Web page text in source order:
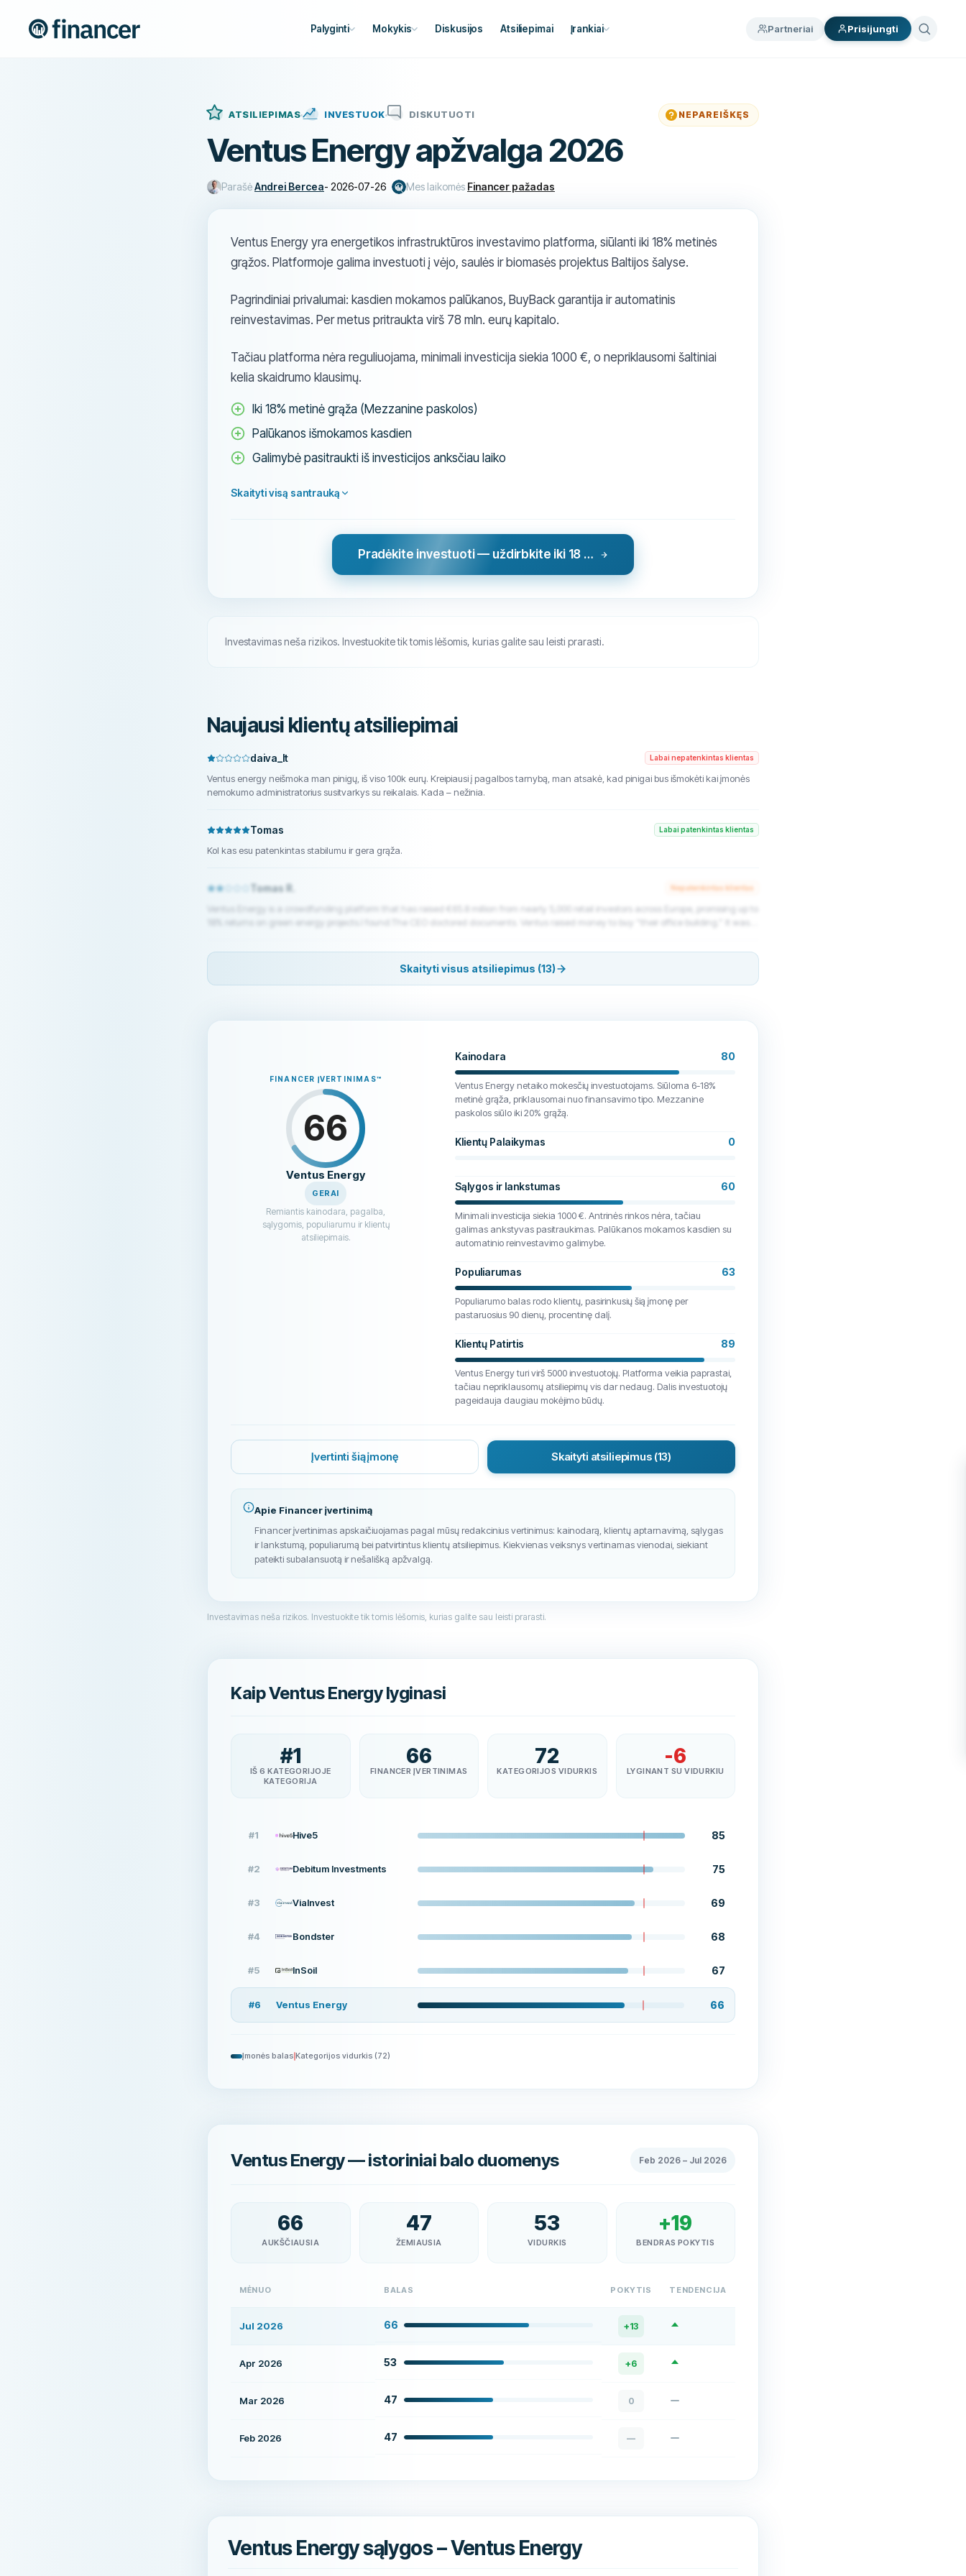
Palyginti Mokykis Diskusijos Atsiliepimai Įrankiai Partneriai Prisijungti
ATSILIEPIMAS INVESTUOK DISKUTUOTI NEPAREIŠKĘS
Ventus Energy apžvalga 2026
ParašėAndrei Bercea- 2026-07-26 Mes laikomės Financer pažadas
Ventus Energy yra energetikos infrastruktūros investavimo platforma, siūlanti iki 18% metinės
grąžos. Platformoje galima investuoti į vėjo, saulės ir biomasės projektus Baltijos šalyse.
Pagrindiniai privalumai: kasdien mokamos palūkanos, BuyBack garantija ir automatinis
reinvestavimas. Per metus pritraukta virš 78 mln. eurų kapitalo.
Tačiau platforma nėra reguliuojama, minimali investicija siekia 1000 €, o nepriklausomi šaltiniai
kelia skaidrumo klausimų.
Iki 18% metinė grąža (Mezzanine paskolos)
Palūkanos išmokamos kasdien
Galimybė pasitraukti iš investicijos anksčiau laiko
Skaityti visą santrauką
Pradėkite investuoti — uždirbkite iki 18 % metinių palūkanų
Investavimas neša rizikos. Investuokite tik tomis lėšomis, kurias galite sau leisti prarasti.
Naujausi klientų atsiliepimai
daiva_lt Labai nepatenkintas klientas
Ventus energy neišmoka man pinigų, iš viso 100k eurų. Kreipiausi į pagalbos tarnybą, man atsakė, kad pinigai bus išmokėti kai įmonės
nemokumo administratorius susitvarkys su reikalais. Kada – nežinia.
Tomas Labai patenkintas klientas
Kol kas esu patenkintas stabilumu ir gera grąža.
Tomas R. Nepatenkintas klientas
Ventus Energy is a crowdfunding platform that has raised €65.8 million from nearly 5,000 retail investors across Europe, promising up to
18% returns on green energy projects.I found:The CEO doctored documents. Ventus raised money to buy “their office building.” It was
PDF to paste “Ventus Energy” over “Crowdestor” before sending it to investors. He forgot to flatten the file. The edit history shows his
name on every change.The founder is selling his own assets to his own platform. Jānis Timma owns 65% of Ventus. He also owned
the power plants Ventus is buying with investor money. One plant earned €88,000 last year. Ventus paid €6.36 million for it, roughly five
the public. Ventus claims an exemption, while publicly marketing to thousands of investors.They paid influencers in equity. Seven P2P
bloggers who review platforms like Ventus became shareholders. Five of them didn’t disclose this when recommending Ventus to their
readers.The full investigation above includes registry records, audited financial statements, and the original doctored PDF. Everything
is sourced and verifiable.
Skaityti visus atsiliepimus (13)
FINANCER ĮVERTINIMAS™
66
Ventus Energy
GERAI
Remiantis kainodara, pagalba,
sąlygomis, populiarumu ir klientų
atsiliepimais.
Kainodara 80
Ventus Energy netaiko mokesčių investuotojams. Siūloma 6-18%
metinė grąža, priklausomai nuo finansavimo tipo. Mezzanine
paskolos siūlo iki 20% grąžą.
Klientų Palaikymas 0
Sąlygos ir lankstumas 60
Minimali investicija siekia 1000 €. Antrinės rinkos nėra, tačiau
galimas ankstyvas pasitraukimas. Palūkanos mokamos kasdien su
automatinio reinvestavimo galimybe.
Populiarumas 63
Populiarumo balas rodo klientų, pasirinkusių šią įmonę per
pastaruosius 90 dienų, procentinę dalį.
Klientų Patirtis 89
Ventus Energy turi virš 5000 investuotojų. Platforma veikia paprastai,
tačiau nepriklausomų atsiliepimų vis dar nedaug. Dalis investuotojų
pageidauja daugiau mokėjimo būdų.
Įvertinti šią įmonę Skaityti atsiliepimus (13)
Apie Financer įvertinimą
Financer įvertinimas apskaičiuojamas pagal mūsų redakcinius vertinimus: kainodarą, klientų aptarnavimą, sąlygas
ir lankstumą, populiarumą bei patvirtintus klientų atsiliepimus. Kiekvienas veiksnys vertinamas vienodai, siekiant
pateikti subalansuotą ir nešališką apžvalgą.
Investavimas neša rizikos. Investuokite tik tomis lėšomis, kurias galite sau leisti prarasti.
Kaip Ventus Energy lyginasi
#1
IŠ 6 KATEGORIJOJE
KATEGORIJA
66
FINANCER ĮVERTINIMAS
72
KATEGORIJOS VIDURKIS
-6
LYGINANT SU VIDURKIU
#1 Hive5 85
#2 Debitum Investments 75
#3 ViaInvest 69
#4 Bondster 68
#5 InSoil 67
#6 Ventus Energy 66
Įmonės balas Kategorijos vidurkis (72)
Ventus Energy — istoriniai balo duomenys Feb 2026 – Jul 2026
66
AUKŠČIAUSIA
47
ŽEMIAUSIA
53
VIDURKIS
+19
BENDRAS POKYTIS
MĖNUO BALAS POKYTIS TENDENCIJA
Jul 2026 66 +13
Apr 2026 53 +6
Mar 2026 47 0
Feb 2026 47 —
Ventus Energy sąlygos – Ventus Energy